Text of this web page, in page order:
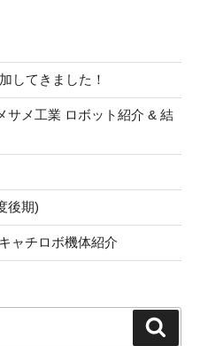
してきました！
サメ工業 ロボット紹介 & 結
後期)
ャチロボ機体紹介